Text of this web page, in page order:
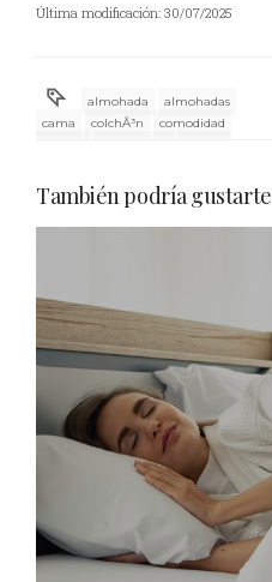
Última modificación: 30/07/2025
almohada
almohadas
cama
colchÃ³n
comodidad
También podría gustarte